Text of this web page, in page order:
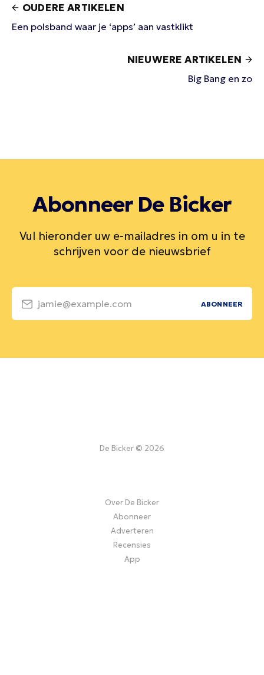
OUDERE ARTIKELEN
Een polsband waar je ‘apps’ aan vastklikt
NIEUWERE ARTIKELEN
Big Bang en zo
Abonneer De Bicker
Vul hieronder uw e-mailadres in om u in te
schrijven voor de nieuwsbrief
jamie@example.com ABONNEER
De Bicker © 2026
Over De Bicker
Abonneer
Adverteren
Recensies
App